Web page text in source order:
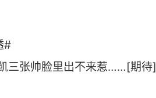
#
三张帅脸里出不来惹……[期待]